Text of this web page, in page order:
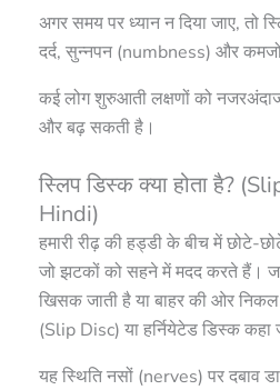
अगर समय पर ध्यान न दिया जाए,
दर्द, सुन्नपन (numbness) और
कई लोग शुरुआती लक्षणों को
और बढ़ सकती है।
स्लिप डिस्क क्या होता है?
Hindi)
हमारी रीढ़ की हड्डी के बीच में छोटे-
जो झटकों को सहने में मदद करते हैं।
खिसक जाती है या बाहर की ओर
(Slip Disc) या हर्नियेटेड डिस्क कहा
यह स्थिति नसों (nerves) पर दबाव